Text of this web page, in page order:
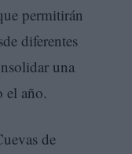
permitirán
diferentes
una
el año.
de